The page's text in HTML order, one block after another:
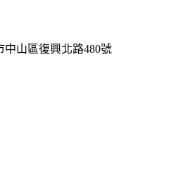
中山區復興北路480號